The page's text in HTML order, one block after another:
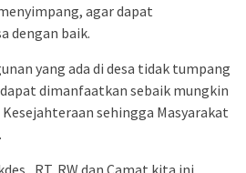
agar dapat
dengan baik.
yang ada di desa tidak tumpang
dimanfaatkan sebaik mungkin
sehingga Masyarakat
, RT, RW dan Camat kita ini